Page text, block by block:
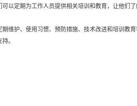
以定期为工作人员提供相关培训和教育，让他们
维护、使用习惯、预防措施、技术改进和培训教
。